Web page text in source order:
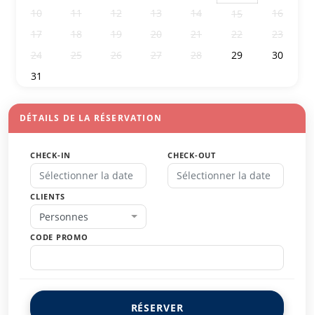
10
11 12 13 14 15
16
17
18 19 20 21 22
23
24
25 26 27 28 29
30
31
DÉTAILS DE LA RÉSERVATION
CHECK-IN CHECK-OUT
CLIENTS
Personnes
CODE PROMO
RÉSERVER